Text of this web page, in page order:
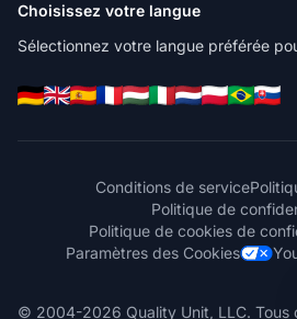
Choisissez votre langue
Sélectionnez votre langue préférée
Conditions de service
Politique de
Politique de cookies de
Paramètres des Cookies
© 2004-2026 Quality Unit, LLC. Tous